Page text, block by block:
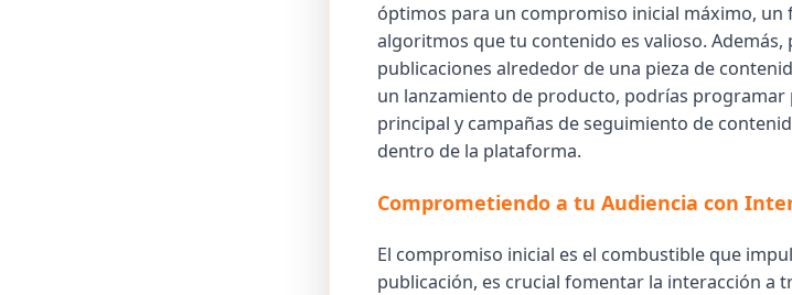
óptimos para un compromiso inicial máximo, un
algoritmos que tu contenido es valioso.
publicaciones alrededor de una pieza de
un lanzamiento de producto, podrías programar
principal y campañas de seguimiento de
dentro de la plataforma.
Comprometiendo a tu Audiencia con
El compromiso inicial es el combustible que
publicación, es crucial fomentar la interacción a